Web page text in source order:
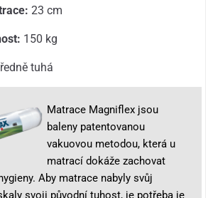
23 cm
150 kg
tuhá
Matrace Magniflex jsou
baleny patentovanou
vakuovou metodou, která u
matrací dokáže zachovat
Aby matrace nabyly svůj
svoji původní tuhost, je potřeba je